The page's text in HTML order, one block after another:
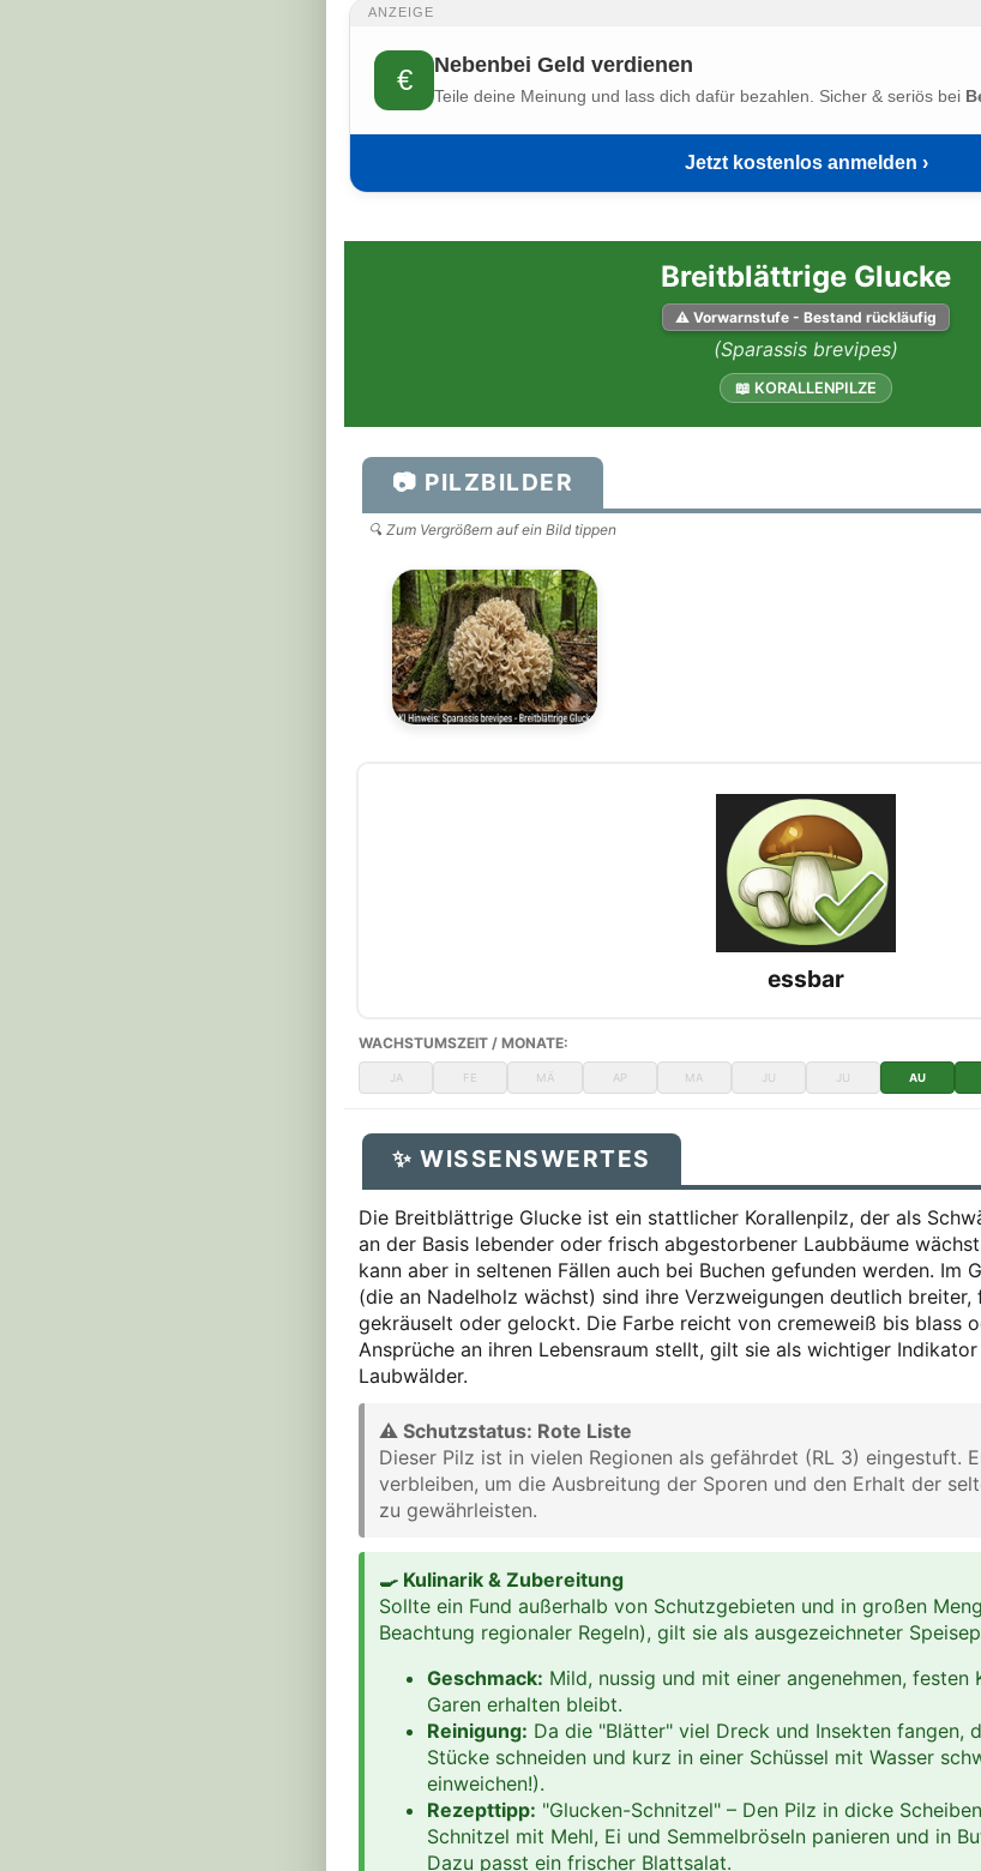
ANZEIGE
€ Nebenbei Geld verdienen
Teile deine Meinung und lass dich dafür bezahlen. Sicher & seriös bei
Jetzt kostenlos anmelden ›
Breitblättrige Glucke
⚠ Vorwarnstufe - Bestand rückläufig
(Sparassis brevipes)
📖 KORALLENPILZE
📷 PILZBILDER
🔍 Zum Vergrößern auf ein Bild tippen
essbar
WACHSTUMSZEIT / MONATE:
JA FE MÄ AP MA JU JU AU
✨ WISSENSWERTES
Die Breitblättrige Glucke ist ein stattlicher Korallenpilz, der als
an der Basis lebender oder frisch abgestorbener Laubbäume
kann aber in seltenen Fällen auch bei Buchen gefunden werden. Im
(die an Nadelholz wächst) sind ihre Verzweigungen deutlich
gekräuselt oder gelockt. Die Farbe reicht von cremeweiß bis blass
Ansprüche an ihren Lebensraum stellt, gilt sie als wichtiger
Laubwälder.
⚠ Schutzstatus: Rote Liste
Dieser Pilz ist in vielen Regionen als gefährdet (RL 3) eingestuft.
verbleiben, um die Ausbreitung der Sporen und den Erhalt der
zu gewährleisten.
🍳 Kulinarik & Zubereitung
Sollte ein Fund außerhalb von Schutzgebieten und in großen
Beachtung regionaler Regeln), gilt sie als ausgezeichneter
Geschmack: Mild, nussig und mit einer angenehmen, festen
Garen erhalten bleibt.
Reinigung: Da die "Blätter" viel Dreck und Insekten fangen,
Stücke schneiden und kurz in einer Schüssel mit Wasser
einweichen!).
Rezepttipp: "Glucken-Schnitzel" – Den Pilz in dicke
Schnitzel mit Mehl, Ei und Semmelbröseln panieren und in
Dazu passt ein frischer Blattsalat.